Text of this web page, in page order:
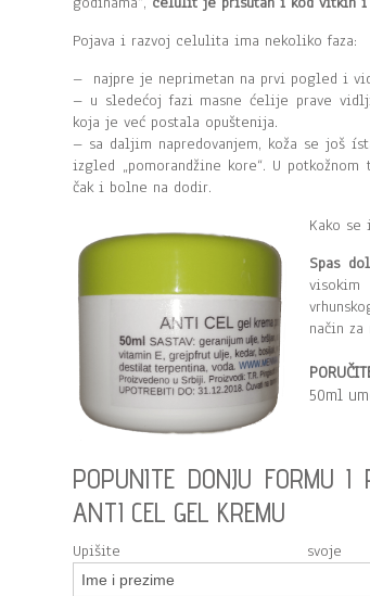
Pojava i razvoj celulita ima nekoliko faza:
– najpre je neprimetan na prvi pogled i
– u sledećoj fazi masne ćelije prave
koja je već postala opuštenija.
– sa daljim napredovanjem, koža se još
izgled „pomorandžine kore“. U
čak i bolne na dodir.
Kako
Spas
visokim
način
50ml
POPUNITE DONJU FORMU
ANTI CEL GEL KREMU
Upišite